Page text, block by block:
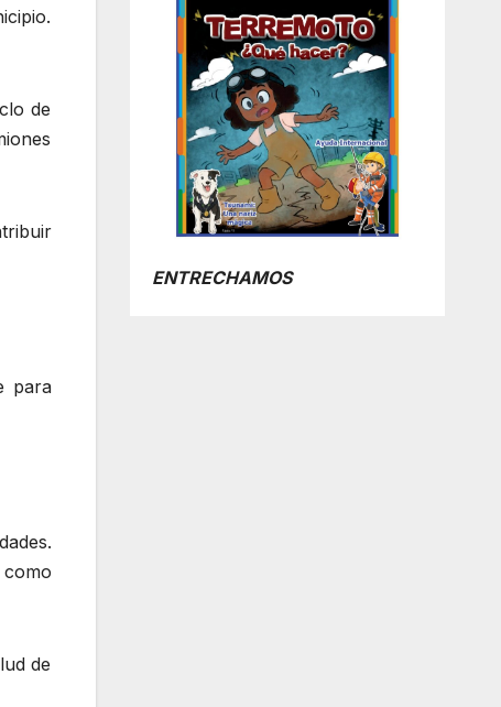
de
para
de
ENTRECHAMOS